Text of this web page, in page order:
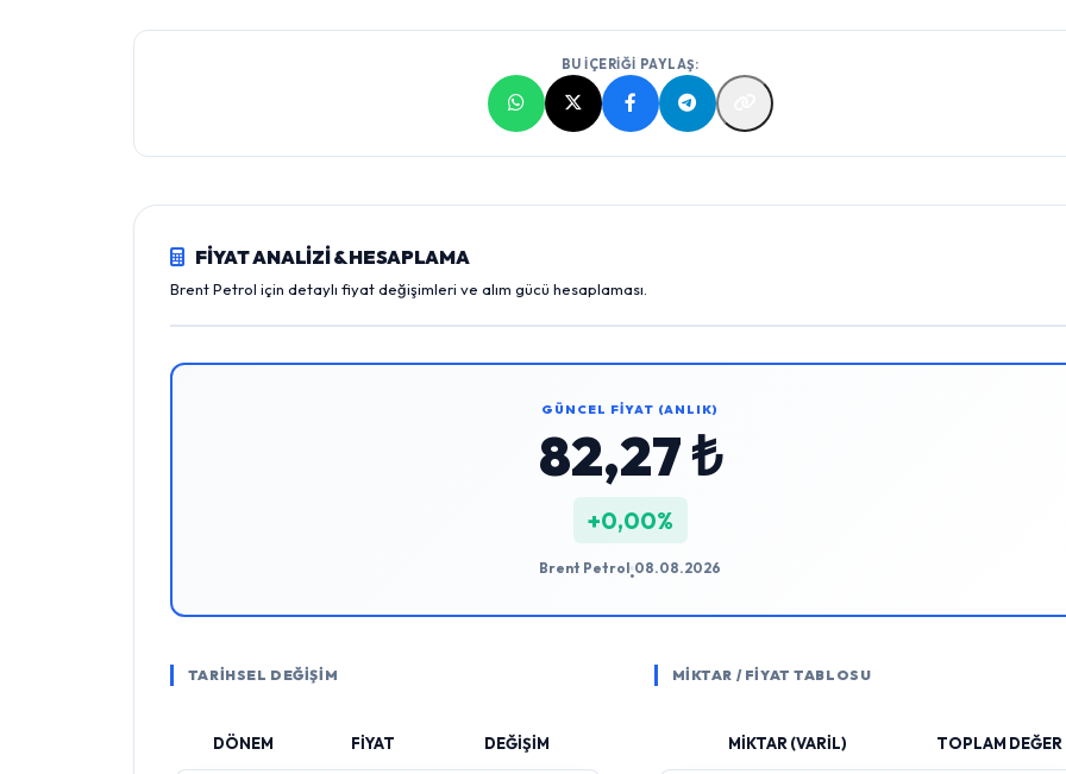
BU İÇERİĞİ PAYLAŞ:
FİYAT ANALİZİ & HESAPLAMA
Brent Petrol için detaylı fiyat değişimleri ve alım gücü hesaplaması.
GÜNCEL FİYAT (ANLIK)
82,27 ₺
+0,00%
Brent Petrol•08.08.2026
TARİHSEL DEĞİŞİM
DÖNEM FİYAT DEĞİŞİM
MİKTAR / FİYAT TABLOSU
MİKTAR (VARİL) TOPLAM DEĞER